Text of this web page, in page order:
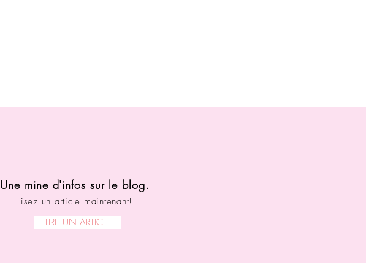
Une mine d'infos sur le blog.
Lisez un article maintenant!
LIRE UN ARTICLE